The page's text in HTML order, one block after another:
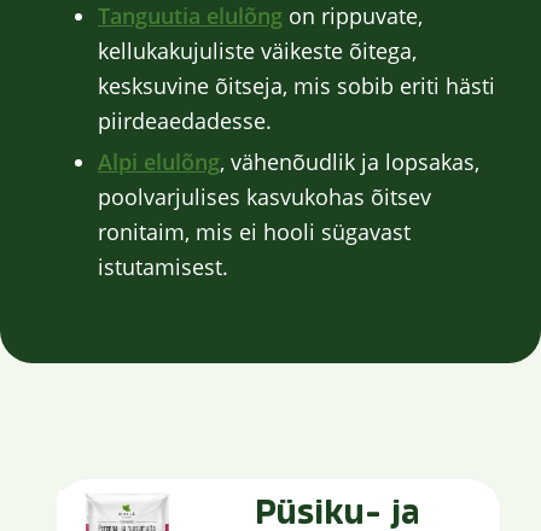
Tanguutia elulõng on rippuvate,
kellukakujuliste väikeste õitega,
kesksuvine õitseja, mis sobib eriti hästi
piirdeaedadesse.
Alpi elulõng, vähenõudlik ja lopsakas,
poolvarjulises kasvukohas õitsev
ronitaim, mis ei hooli sügavast
istutamisest.
Püsiku- ja